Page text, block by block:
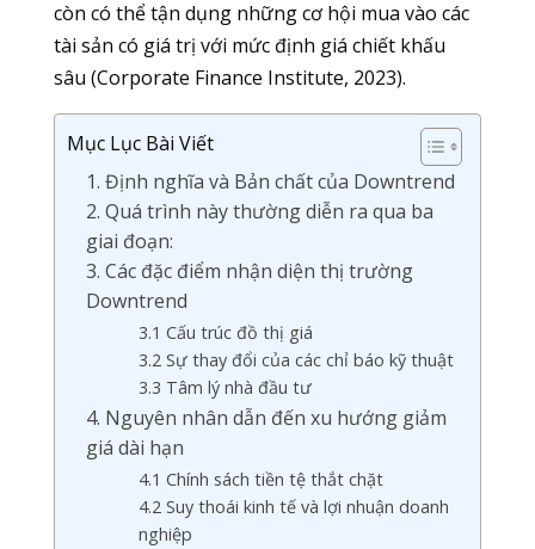
còn có thể tận dụng những cơ hội mua vào các
tài sản có giá trị với mức định giá chiết khấu
sâu (Corporate Finance Institute, 2023).
Mục Lục Bài Viết
1. Định nghĩa và Bản chất của Downtrend
2. Quá trình này thường diễn ra qua ba
giai đoạn:
3. Các đặc điểm nhận diện thị trường
Downtrend
3.1 Cấu trúc đồ thị giá
3.2 Sự thay đổi của các chỉ báo kỹ thuật
3.3 Tâm lý nhà đầu tư
4. Nguyên nhân dẫn đến xu hướng giảm
giá dài hạn
4.1 Chính sách tiền tệ thắt chặt
4.2 Suy thoái kinh tế và lợi nhuận doanh
nghiệp